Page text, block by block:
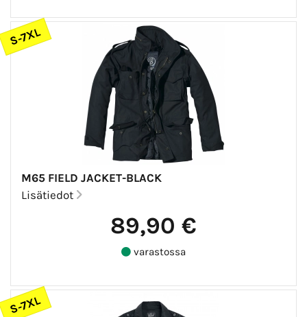
S-7XL
M65 FIELD JACKET-BLACK
Lisätiedot
89,90 €
varastossa
S-7XL